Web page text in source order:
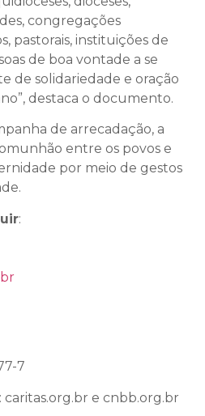
congregações
pastorais, instituições de
de boa vontade a se
de solidariedade e oração
destaca o documento.
de arrecadação, a
entre os povos e
por meio de gestos
:
7
caritas.org.br e cnbb.org.br